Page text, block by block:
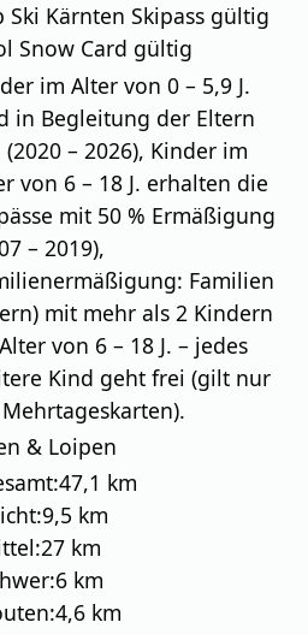
Ski Kärnten Skipass gültig
Snow Card gültig
im Alter von 0 – 5,9 J.
in Begleitung der Eltern
– 2026), Kinder im
von 6 – 18 J. erhalten die
mit 50 % Ermäßigung
– 2019),
Familien
mit mehr als 2 Kindern
von 6 – 18 J. – jedes
Kind geht frei (gilt nur
& Loipen
47,1 km
9,5 km
27 km
6 km
4,6 km